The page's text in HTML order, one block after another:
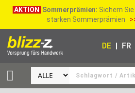
AKTION Sommerprämien: Sichern
starken Sommerprämien
DE | FR